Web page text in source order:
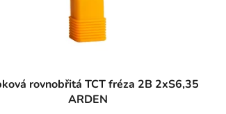
rovnobřitá TCT fréza 2B 2xS6,35
ARDEN